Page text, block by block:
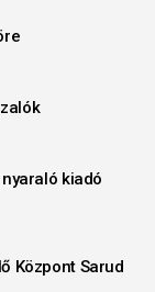
kiadó
Központ Sarud